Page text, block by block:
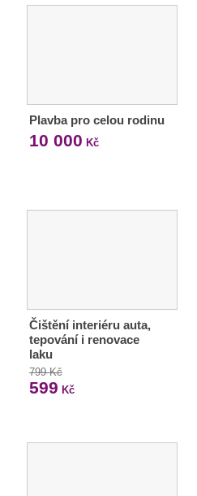
Plavba pro celou rodinu
10 000 Kč
Čištění interiéru auta,
tepování i renovace
laku
799 Kč
599 Kč